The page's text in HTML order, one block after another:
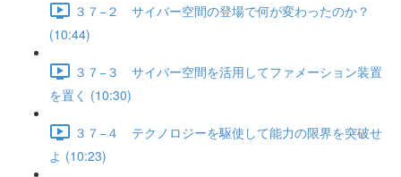
３７−２ サイバー空間の登場で何が変わったのか？
(10:44)
３７−３ サイバー空間を活用してファメーション装置
を置く (10:30)
３７−４ テクノロジーを駆使して能力の限界を突破せ
よ (10:23)